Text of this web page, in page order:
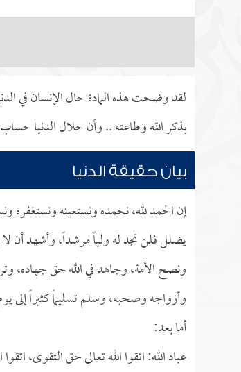
لقد وضحت هذه المادة حال الإنسان في
بذكر الله وطاعته .. وأن حلال الدنيا
بيان حقيقة الدنيا
إن الحمد لله، نحمده ونستعينه ونستغفره
يضلل فلن تجد له ولياً مرشداً، وأشهد أن لا
ونصح الأمة، وجاهد في الله حق جهاده،
وأزواجه وصحبه، وسلم تسليماً كثيراً إلى
أما بعد:
عباد الله: اتقوا الله تعالى حق التقوى،